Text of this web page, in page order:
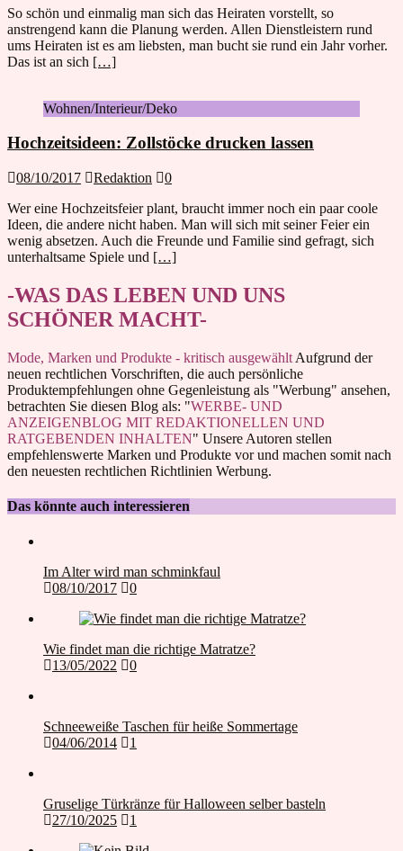
So schön und einmalig man sich das Heiraten vorstellt, so
anstrengend kann die Planung werden. Allen Dienstleistern rund
ums Heiraten ist es am liebsten, man bucht sie rund ein Jahr vorher.
Das ist an sich […]
Wohnen/Interieur/Deko
Hochzeitsideen: Zollstöcke drucken lassen
08/10/2017 Redaktion
0
Wer eine Hochzeitsfeier plant, braucht immer noch ein paar coole
Ideen, die andere nicht haben. Man will sich mit seiner Feier ein
wenig absetzen. Auch die Freunde und Familie sind gefragt, sich
unterhaltsame Spiele und […]
-WAS DAS LEBEN UND UNS
SCHÖNER MACHT-
Mode, Marken und Produkte - kritisch ausgewählt Aufgrund der
neuen rechtlichen Vorschriften, die auch persönliche
Produktempfehlungen ohne Gegenleistung als "Werbung" ansehen,
betrachten Sie diesen Blog als: "WERBE- UND
ANZEIGENBLOG MIT REDAKTIONELLEN UND
RATGEBENDEN INHALTEN" Unsere Autoren stellen
empfehlenswerte Marken und Produkte vor und machen somit nach
den neuesten rechtlichen Richtlinien Werbung.
Das könnte auch interessieren
Im Alter wird man schminkfaul
08/10/2017
0
Wie findet man die richtige Matratze?
13/05/2022
0
Schneeweiße Taschen für heiße Sommertage
04/06/2014
1
Gruselige Türkränze für Halloween selber basteln
27/10/2025
1